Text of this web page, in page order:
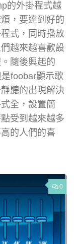
的外掛程式越
，要達到好的
式，同時播放
越來越喜歡設
隨後興起的
foobar顯示歌
聽的出現解決
全，設置簡
受到越來越多
的人們的喜
0